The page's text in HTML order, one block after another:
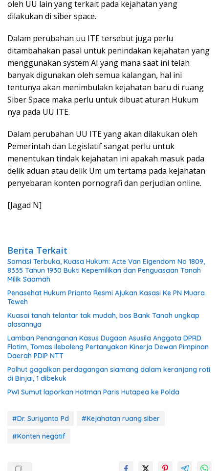
oleh UU lain yang terkait pada kejahatan yang
dilakukan di siber space.
Dalam perubahan uu ITE tersebut juga perlu
ditambahakan pasal untuk penindakan kejahatan yang
menggunakan system AI yang mana saat ini telah
banyak digunakan oleh semua kalangan, hal ini
tentunya akan menimbulakn kejahatan baru di ruang
Siber Space maka perlu untuk dibuat aturan Hukum
nya pada UU ITE.
Dalam perubahan UU ITE yang akan dilakukan oleh
Pemerintah dan Legislatif sangat perlu untuk
menentukan tindak kejahatan ini apakah masuk pada
delik aduan atau delik Um um tertama pada kejahatan
penyebaran konten pornografi dan perjudian online.
[Jagad N]
Berita Terkait
Somasi Terbuka, Kuasa Hukum: Acte Van Eigendom No 1809,
8335 Tahun 1930 Bukti Kepemilikan dan Penguasaan Tanah
Milik Saamah
Penasehat Hukum Prianto Resmi Ajukan Kasasi Ke PN Muara
Teweh
Kuasai tanah telantar tak mudah, bos Bank Tanah ungkap
alasannya
Lamban Penanganan Kasus Dugaan Asusila Anggota DPRD
Flotim, Tomas Ileboleng Pertanyakan Kinerja Dewan Pimpinan
Daerah PDIP NTT
Polhut gagalkan perdagangan siamang dalam keranjang roti
di Binjai, 1 dibekuk
PWI Sumut laporkan Hotman Paris Hutapea ke Polda
#Dr. Suriyanto Pd
#Kejahatan ruang siber
#Konten negatif